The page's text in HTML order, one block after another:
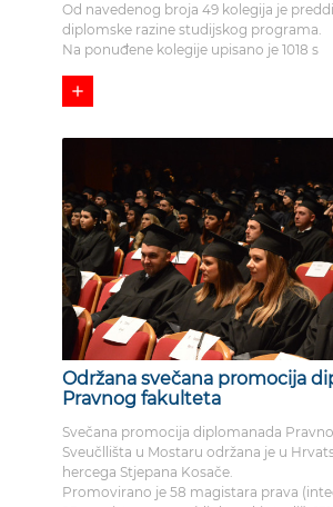
Od navedenog broja 49 kolegija je
diplomske razine studijskog programa.
Na ponuđene kolegije upisano je 1018 s
add
Održana svečana promocija
Pravnog fakulteta
Svečana promocija diplomanada
Sveučllišta u Mostaru održana je u
hercega Stjepana Kosače.
Promovirano je 58 magistara prava